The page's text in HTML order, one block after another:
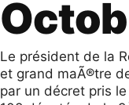
Le président de la
et grand maÃ®tre
par un décret pris